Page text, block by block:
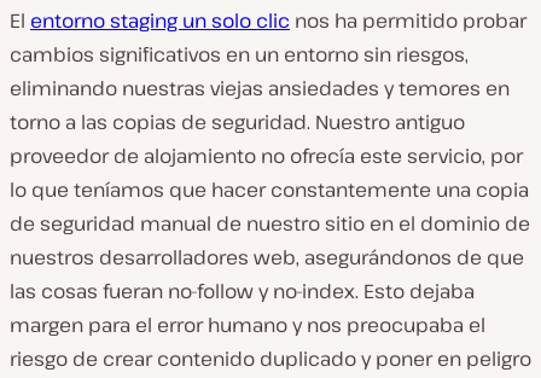
El entorno staging un solo clic nos ha permitido probar
cambios significativos en un entorno sin riesgos,
eliminando nuestras viejas ansiedades y temores en
torno a las copias de seguridad. Nuestro antiguo
proveedor de alojamiento no ofrecía este servicio, por
lo que teníamos que hacer constantemente una copia
de seguridad manual de nuestro sitio en el dominio de
nuestros desarrolladores web, asegurándonos de que
las cosas fueran no-follow y no-index. Esto dejaba
margen para el error humano y nos preocupaba el
riesgo de crear contenido duplicado y poner en peligro